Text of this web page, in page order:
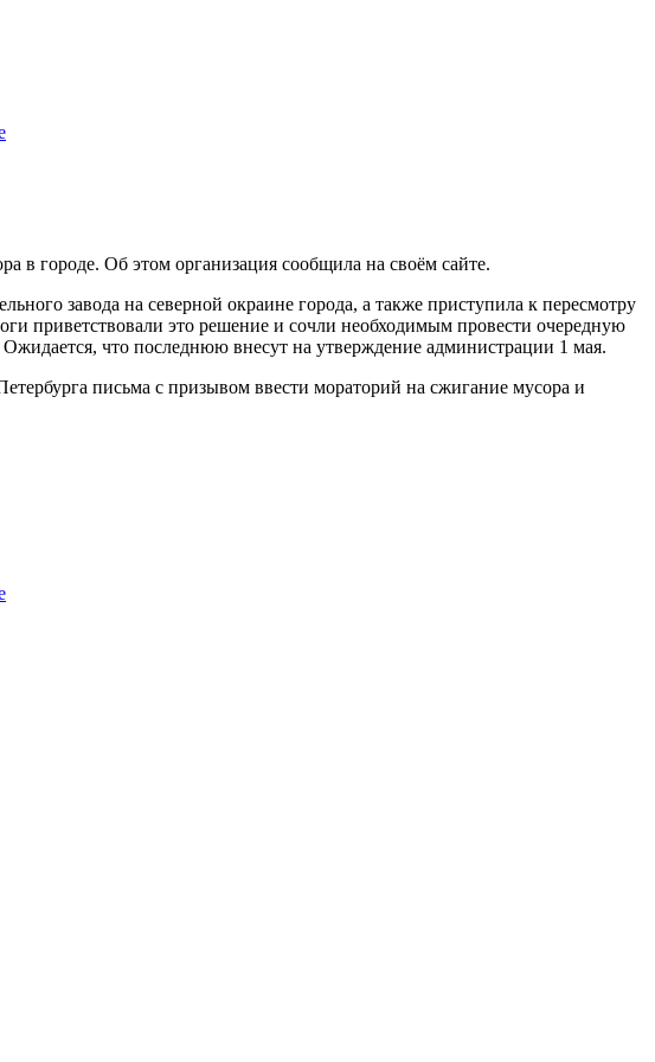
в городе. Об этом организация сообщила на своём сайте.
завода на северной окраине города, а также приступила к пересмотру
приветствовали это решение и сочли необходимым провести очередную
что последнюю внесут на утверждение администрации 1 мая.
письма с призывом ввести мораторий на сжигание мусора и